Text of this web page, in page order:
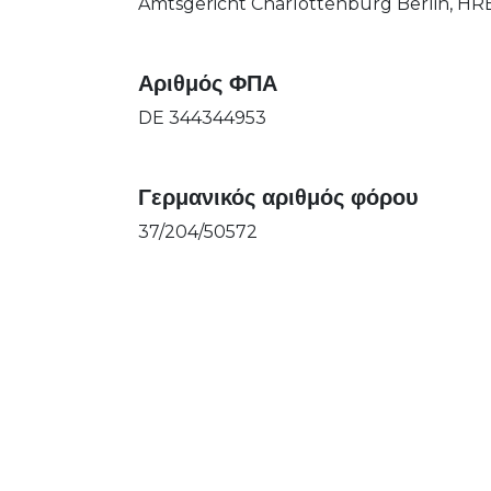
Αριθμός ΦΠΑ
DE 344344953
Γερμανικός αριθμός φόρου
37/204/50572